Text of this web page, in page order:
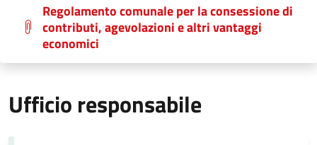
Regolamento comunale per la consessione di
contributi, agevolazioni e altri vantaggi
economici
Ufficio responsabile